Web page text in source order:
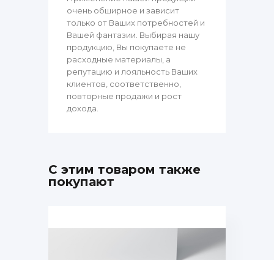
очень обширное и зависит
только от Ваших потребностей и
Вашей фантазии. Выбирая нашу
продукцию, Вы покупаете не
расходные материалы, а
репутацию и лояльность Ваших
клиентов, соответственно,
повторные продажи и рост
дохода.
С этим товаром также
покупают